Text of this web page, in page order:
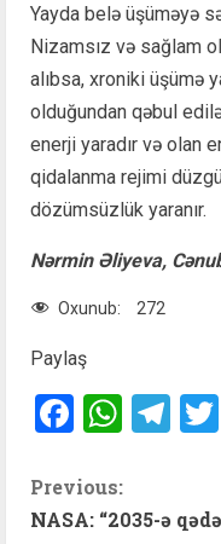
Yayda belə üşüməyə
Nizamsız və sağlam
alıbsa, xroniki üşümə
olduğundan qəbul
enerji yaradır və olan
qidalanma rejimi
dözümsüzlük yaranır.
Nərmin Əliyeva,
Oxunub: 272
Paylaş
C
Previous:
NASA: “2035-ə